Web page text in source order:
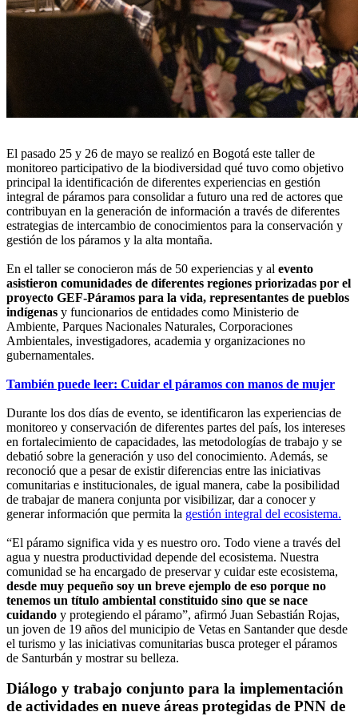
El pasado 25 y 26 de mayo se realizó en Bogotá este taller de
monitoreo participativo de la biodiversidad qué tuvo como objetivo
principal la identificación de diferentes experiencias en gestión
integral de páramos para consolidar a futuro una red de actores que
contribuyan en la generación de información a través de diferentes
estrategias de intercambio de conocimientos para la conservación y
gestión de los páramos y la alta montaña.
En el taller se conocieron más de 50 experiencias y al evento
asistieron comunidades de diferentes regiones priorizadas por el
proyecto GEF-Páramos para la vida, representantes de pueblos
indígenas y funcionarios de entidades como Ministerio de
Ambiente, Parques Nacionales Naturales, Corporaciones
Ambientales, investigadores, academia y organizaciones no
gubernamentales.
También puede leer: Cuidar el páramos con manos de mujer
Durante los dos días de evento, se identificaron las experiencias de
monitoreo y conservación de diferentes partes del país, los intereses
en fortalecimiento de capacidades, las metodologías de trabajo y se
debatió sobre la generación y uso del conocimiento. Además, se
reconoció que a pesar de existir diferencias entre las iniciativas
comunitarias e institucionales, de igual manera, cabe la posibilidad
de trabajar de manera conjunta por visibilizar, dar a conocer y
generar información que permita la gestión integral del ecosistema.
“El páramo significa vida y es nuestro oro. Todo viene a través del
agua y nuestra productividad depende del ecosistema. Nuestra
comunidad se ha encargado de preservar y cuidar este ecosistema,
desde muy pequeño soy un breve ejemplo de eso porque no
tenemos un título ambiental constituido sino que se nace
cuidando y protegiendo el páramo”, afirmó Juan Sebastián Rojas,
un joven de 19 años del municipio de Vetas en Santander que desde
el turismo y las iniciativas comunitarias busca proteger el páramos
de Santurbán y mostrar su belleza.
Diálogo y trabajo conjunto para la implementación
de actividades en nueve áreas protegidas de PNN de